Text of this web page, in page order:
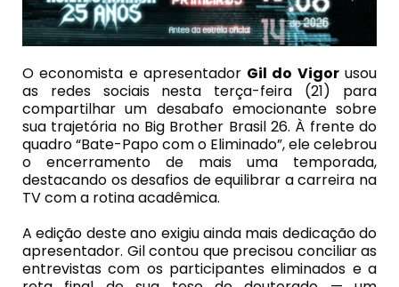
O economista e apresentador Gil do Vigorusou
as redes sociais nesta terça-feira (21) para
compartilhar um desabafo emocionante sobre
sua trajetória no Big Brother Brasil 26. À frente do
quadro “Bate-Papo com o Eliminado”, ele celebrou
o encerramento de mais uma temporada,
destacando os desafios de equilibrar a carreira na
TV com a rotina acadêmica.
A edição deste ano exigiu ainda mais dedicação do
apresentador. Gil contou que precisou conciliar as
entrevistas com os participantes eliminados e a